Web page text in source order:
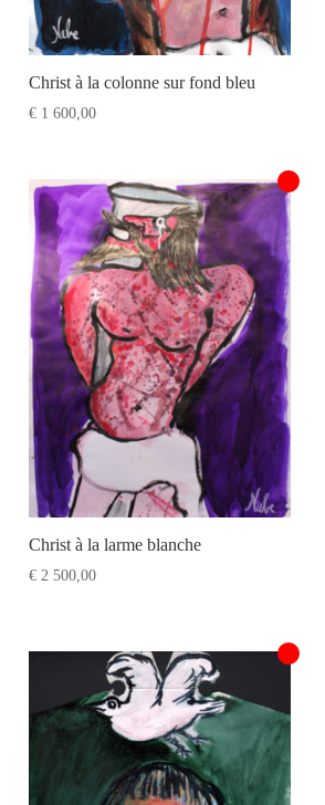
Christ à la colonne sur fond bleu
€ 1 600,00
Christ à la larme blanche
€ 2 500,00